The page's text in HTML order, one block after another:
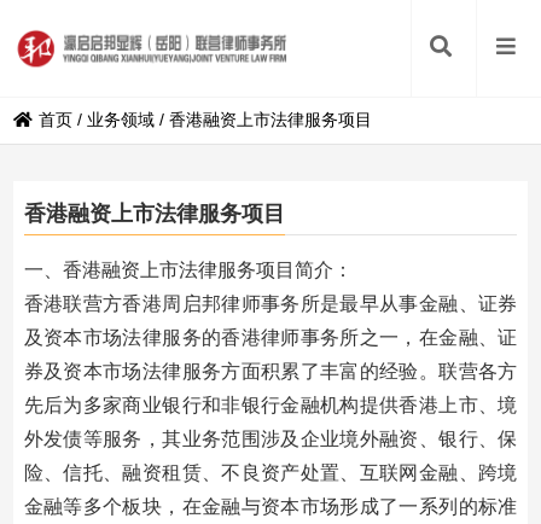
首页 / 业务领域 /香港融资上市法律服务项目
香港融资上市法律服务项目
一、香港融资上市法律服务项目简介：
香港联营方香港周启邦律师事务所是最早从事金融、证券
及资本市场法律服务的香港律师事务所之一，在金融、证
券及资本市场法律服务方面积累了丰富的经验。联营各方
先后为多家商业银行和非银行金融机构提供香港上市、境
外发债等服务，其业务范围涉及企业境外融资、银行、保
险、信托、融资租赁、不良资产处置、互联网金融、跨境
金融等多个板块，在金融与资本市场形成了一系列的标准